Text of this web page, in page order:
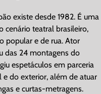
existe desde 1982. É uma
cenário teatral brasileiro,
popular e de rua. Ator
das 24 montagens do
espetáculos em parceria
do exterior, além de atuar
e curtas-metragens.